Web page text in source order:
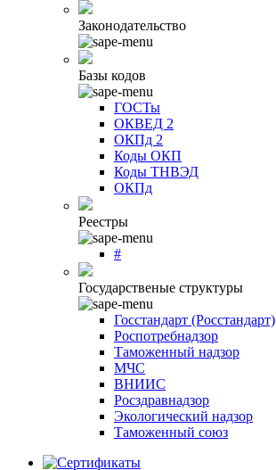
Законодательство
Базы кодов
ГОСТы
ОКВЕД 2
ОКПд 2
Коды ОКП
Коды ТНВЭД
ОКПд
Реестры
#
Государственые структуры
Госстандарт (Росстандарт)
Роспотребнадзор
Таможенный надзор
МЧС
ВНИИС
Росздравнадзор
Экологический надзор
Таможенный союз